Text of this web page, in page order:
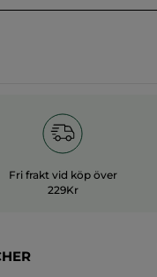
Fri frakt vid köp över
229Kr